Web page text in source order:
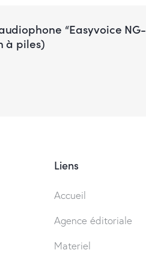
“Easyvoice NG-
à piles)
Liens
Accueil
Agence éditoriale
Materiel